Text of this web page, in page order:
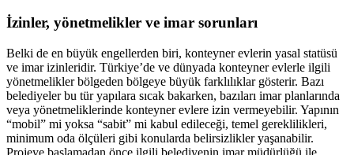
İzinler, yönetmelikler ve imar sorunları
Belki de en büyük engellerden biri, konteyner evlerin yasal statüsü
ve imar izinleridir. Türkiye’de ve dünyada konteyner evlerle ilgili
yönetmelikler bölgeden bölgeye büyük farklılıklar gösterir. Bazı
belediyeler bu tür yapılara sıcak bakarken, bazıları imar planlarında
veya yönetmeliklerinde konteyner evlere izin vermeyebilir. Yapının
“mobil” mi yoksa “sabit” mi kabul edileceği, temel gereklilikleri,
minimum oda ölçüleri gibi konularda belirsizlikler yaşanabilir.